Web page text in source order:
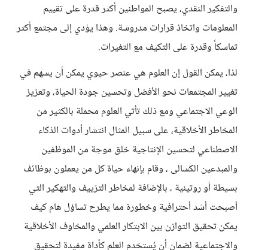
والتفكير النقدي، يصبح المواطنين أكثر قدرة على تقييم
المعلومات واتخاذ قرارات مدروسة. وهذا يؤدي إلى مجتمع أكثر
تماسكاً وقدرة على التكيف مع التغيرات.
لذا، يمكن القول إن العلوم هي عنصر حيوي يمكن أن يسهم في
تغيير المجتمعات نحو الأفضل وتحسين جودة الحياة، وتعزيز
الوعي الاجتماعي ومع ذلك تأتي العلوم محملة بالكثير من
المخاطر الأخلاقية، على سبيل المثال انتشار أدوات الذكاء
الاصطناعي لتحسين الإنتاجية خلق موجة من الموظفين
والمبدعين الكسالى ، وقام بإنهاء حياة كل من يعملون بوظائف
بسيطة أو روتينية ، بالإضافة لمخاطر التزييف والتهكير التي
أصبحت أشد أحترافية وخطورة مما يطرح تساؤل هام كيف
يمكن تحقيق التوازن بين الابتكار العلمي والمخاوف الأخلاقية
والاجتماعية لضمان أن يُستخدم العلم كأداة مفيدة لتحقيق